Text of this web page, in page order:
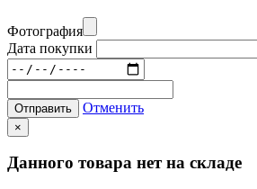
Фотография
Дата покупки
Отправить Отменить
×
Данного товара нет на складе